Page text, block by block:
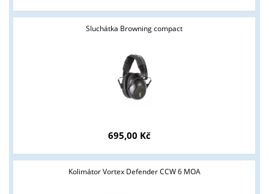
Sluchátka Browning compact
695,00 Kč
Kolimátor Vortex Defender CCW 6 MOA